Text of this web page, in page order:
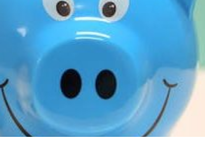
Home
Tips
Vrouwen
Wonen
Zakelijk